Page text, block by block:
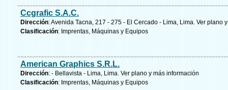
Ccgrafic S.A.C.
Dirección: Avenida Tacna, 217 - 275 - El Cercado - Lima, Lima. Ver plano y
Clasificación: Imprentas, Máquinas y Equipos
American Graphics S.R.L.
Dirección: - Bellavista - Lima, Lima. Ver plano y más información
Clasificación: Imprentas, Máquinas y Equipos